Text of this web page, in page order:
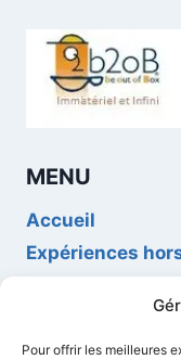
Pour offrir les meilleures
MENU
Accueil
Expériences